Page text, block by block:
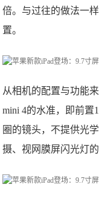
倍。与过往的做法一
置。
从相机的配置与功能
mini 4的水准，即前置
圈的镜头，不提供光
摄、视网膜屏闪光灯的